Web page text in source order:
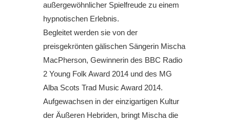
außergewöhnlicher Spielfreude zu einem
hypnotischen Erlebnis.
Begleitet werden sie von der
preisgekrönten gälischen Sängerin Mischa
MacPherson, Gewinnerin des BBC Radio
2 Young Folk Award 2014 und des MG
Alba Scots Trad Music Award 2014.
Aufgewachsen in der einzigartigen Kultur
der Äußeren Hebriden, bringt Mischa die